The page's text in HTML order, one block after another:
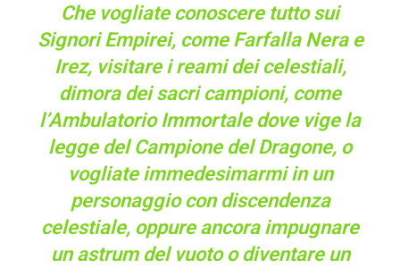
Che vogliate conoscere tutto sui
Signori Empirei, come Farfalla Nera e
Irez, visitare i reami dei celestiali,
dimora dei sacri campioni, come
l’Ambulatorio Immortale dove vige la
legge del Campione del Dragone, o
vogliate immedesimarmi in un
personaggio con discendenza
celestiale, oppure ancora impugnare
un astrum del vuoto o diventare un